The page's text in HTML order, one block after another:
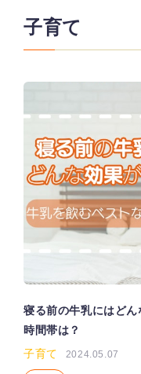
子育て
寝る前の牛乳にはど
時間帯は？
子育て 2024.05.07